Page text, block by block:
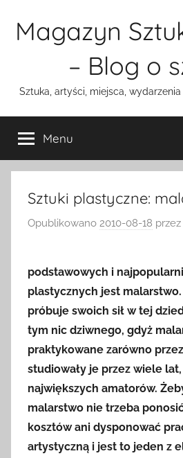
Magazyn
– Blog o
Sztuka, artyści, miejsca,
Menu
Sztuki plastyczne:
Opublikowano 2010-08-18 przez
podstawowych i
plastycznych jest
próbuje swoich sił w tej
tym nic dziwnego, gdyż
praktykowane zarówno
studiowały je przez wiele
największych amatorów.
malarstwo nie trzeba
kosztów ani dysponować
artystyczną i jest to jeden z